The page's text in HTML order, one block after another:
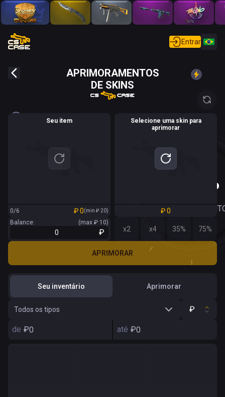
Entrar
APRIMORAMENTOS
DE SKINS
%
Seu item
0/6 ₽0(min ₽20)
Selecione uma skin para
aprimorar
₽0
Balance: (max ₽ 10)
₽ x2 x4 35% 75%
APRIMORAR
Seu inventário Aprimorar
Todos os tipos ₽
de ₽ até ₽